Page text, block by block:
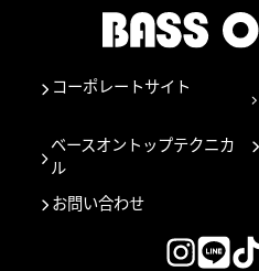
コーポレートサイト
ベースオントップテクニカ
ル
お問い合わせ